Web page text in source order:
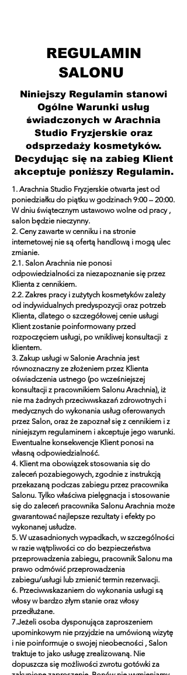
REGULAMIN
SALONU
Niniejszy Regulamin stanowi
Ogólne Warunki usług
świadczonych w Arachnia
Studio Fryzjerskie oraz
odsprzedaży kosmetyków.
Decydując się na zabieg Klient
akceptuje poniższy Regulamin.
1. Arachnia Studio Fryzjerskie otwarta jest od
poniedziałku do piątku w godzinach 9:00 – 20:00.
W dniu świątecznym ustawowo wolne od pracy ,
salon będzie nieczynny.
2. Ceny zawarte w cenniku i na stronie
internetowej nie są ofertą handlową i mogą ulec
zmianie.
2.1. Salon Arachnia nie ponosi
odpowiedzialności za niezapoznanie się przez
Klienta z cennikiem.
2.2. Zakres pracy i zużytych kosmetyków zależy
od indywidualnych predyspozycji oraz potrzeb
Klienta, dlatego o szczegółowej cenie usługi
Klient zostanie poinformowany przed
rozpoczęciem usługi, po wnikliwej konsultacji z
klientem.
3. Zakup usługi w Salonie Arachnia jest
równoznaczny ze złożeniem przez Klienta
oświadczenia ustnego (po wcześniejszej
konsultacji z pracownikiem Salonu Arachnia), iż
nie ma żadnych przeciwwskazań zdrowotnych i
medycznych do wykonania usług oferowanych
przez Salon, oraz że zapoznał się z cennikiem i z
niniejszym regulaminem i akceptuje jego warunki.
Ewentualne konsekwencje Klient ponosi na
własną odpowiedzialność.
4. Klient ma obowiązek stosowania się do
zaleceń pozabiegowych, zgodnie z instrukcją
przekazaną podczas zabiegu przez pracownika
Salonu. Tylko właściwa pielęgnacja i stosowanie
się do zaleceń pracownika Salonu Arachnia może
gwarantować najlepsze rezultaty i efekty po
wykonanej usłudze.
5. W uzasadnionych wypadkach, w szczególności
w razie wątpliwości co do bezpieczeństwa
przeprowadzenia zabiegu, pracownik Salonu ma
prawo odmówić przeprowadzenia
zabiegu/usługi lub zmienić termin rezerwacji.
6. Przeciwwskazaniem do wykonania usługi są
włosy w bardzo złym stanie oraz włosy
przedłużane.
7.Jeżeli osoba dysponująca zaproszeniem
upominkowym nie przyjdzie na umówioną wizytę
i nie poinformuje o swojej nieobecności , Salon
traktuje to jako usługę zrealizowaną. Nie
dopuszcza się możliwości zwrotu gotówki za